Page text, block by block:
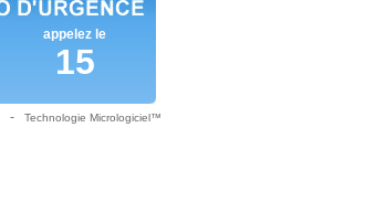
appelez le
15
- Technologie Micrologiciel™